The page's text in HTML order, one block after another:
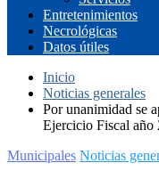
Entretenimientos
Necrológicas
Datos útiles
Inicio
Noticias generales
Por unanimidad se
Ejercicio Fiscal año
Municipales Noticias